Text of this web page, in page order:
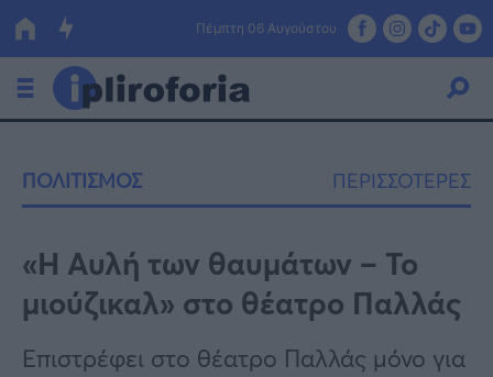
Πέμπτη 06 Αυγούστου
Οικονομία
Πολιτική
Τράπεζες
Επιδοτήσεις
Κόσμος
ΠΟΛΙΤΙΣΜΟΣ ΠΕΡΙΣΣΟΤΕΡΕΣ
«Η Αυλή των θαυμάτων – Το
μιούζικαλ» στο θέατρο Παλλάς
Επιστρέφει στο θέατρο Παλλάς μόνο για